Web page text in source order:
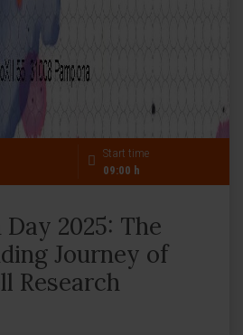
Start time
09:00 h
2025: The
Journey of
Research